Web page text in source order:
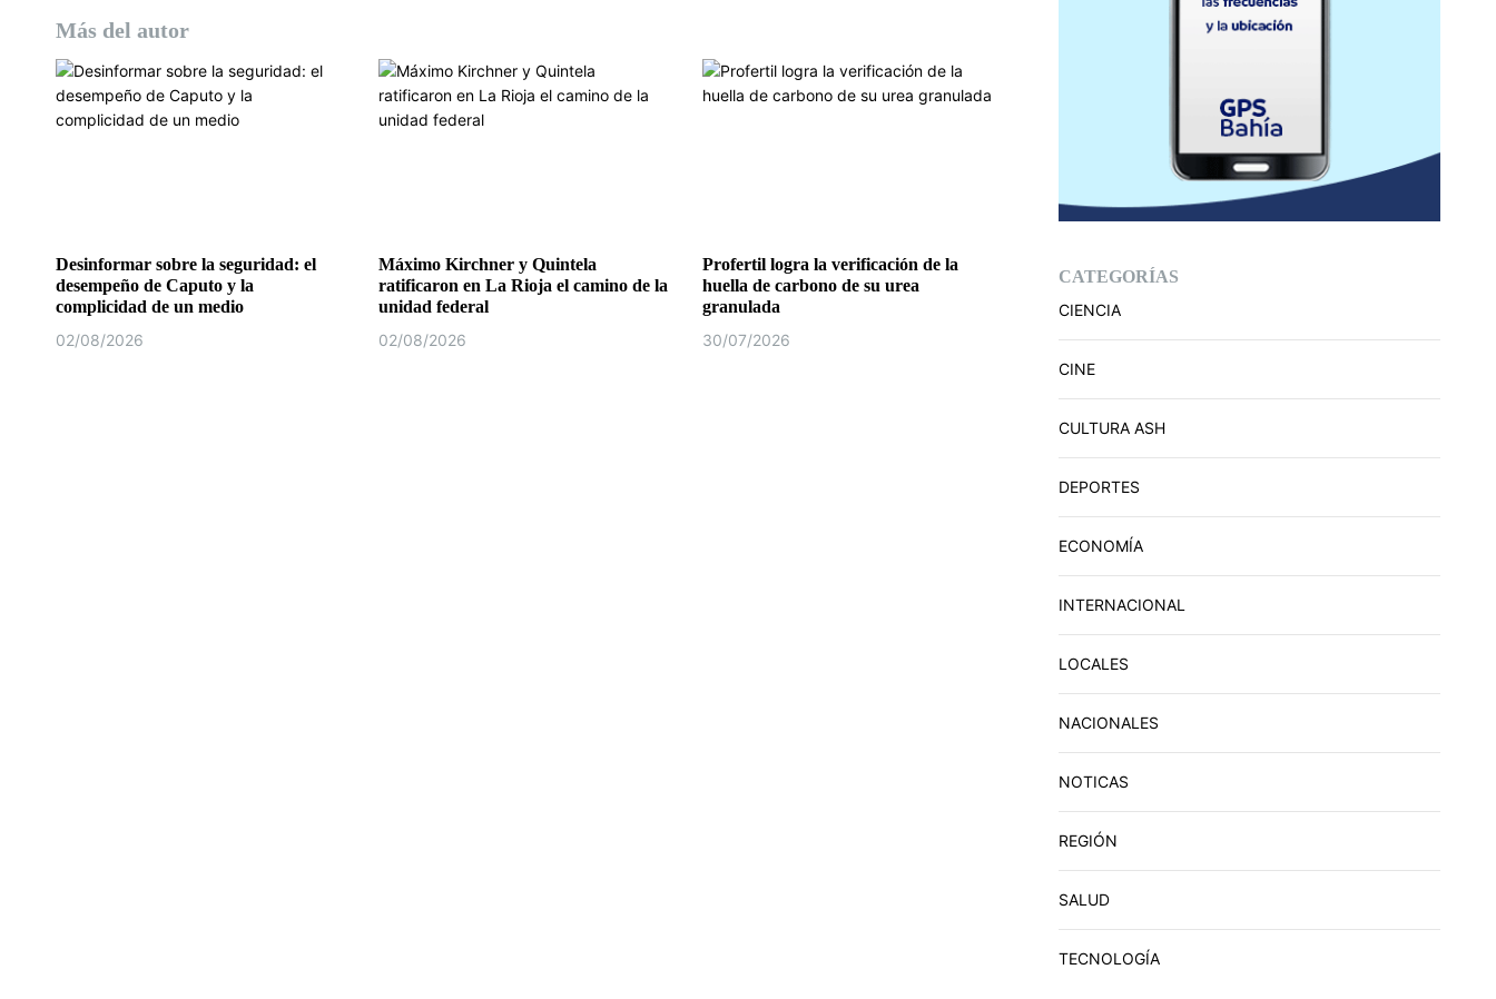
Más del autor
Desinformar sobre la seguridad: el
desempeño de Caputo y la
complicidad de un medio
02/08/2026
Máximo Kirchner y Quintela
ratificaron en La Rioja el camino de la
unidad federal
02/08/2026
Profertil logra la verificación de la
huella de carbono de su urea
granulada
30/07/2026
CATEGORÍAS
CIENCIA
CINE
CULTURA ASH
DEPORTES
ECONOMÍA
INTERNACIONAL
LOCALES
NACIONALES
NOTICAS
REGIÓN
SALUD
TECNOLOGÍA